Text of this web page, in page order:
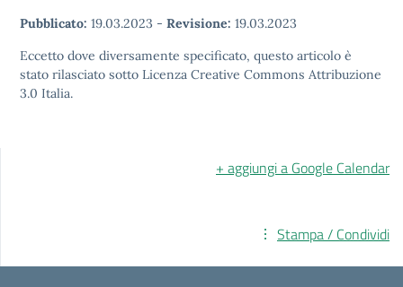
Pubblicato: 19.03.2023 - Revisione: 19.03.2023
Eccetto dove diversamente specificato, questo articolo è
stato rilasciato sotto Licenza Creative Commons Attribuzione
3.0 Italia.
+ aggiungi a Google Calendar
Stampa / Condividi